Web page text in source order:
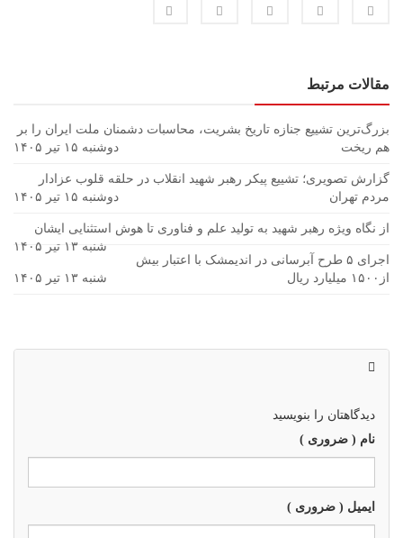
مقالات مرتبط
بزرگ‌ترین تشییع جنازه تاریخ بشریت، محاسبات دشمنان ملت ایران را بر
هم ریخت
دوشنبه ۱۵ تیر ۱۴۰۵
گزارش تصویری؛ تشییع پیکر رهبر شهید انقلاب در حلقه قلوب عزادار
مردم تهران
دوشنبه ۱۵ تیر ۱۴۰۵
از نگاه ویژه رهبر شهید به تولید علم و فناوری تا هوش استثنایی ایشان
شنبه ۱۳ تیر ۱۴۰۵
اجرای ۵ طرح آبرسانی در اندیمشک با اعتبار بیش
از۱۵۰۰ میلیارد ریال
شنبه ۱۳ تیر ۱۴۰۵
دیدگاهتان را بنویسید
نام ( ضروری )
ایمیل ( ضروری )